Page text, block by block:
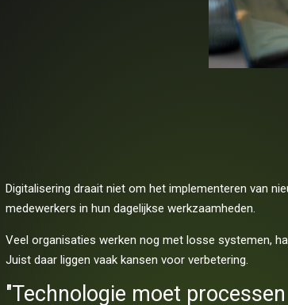
Digitalisering draait niet om het implementeren van
medewerkers in hun dagelijkse werkzaamheden.
Veel organisaties werken nog met losse systemen,
Juist daar liggen vaak kansen voor verbetering.
"Technologie moet